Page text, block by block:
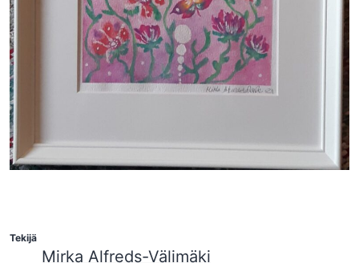
Tekijä
Mirka Alfreds-Välimäki